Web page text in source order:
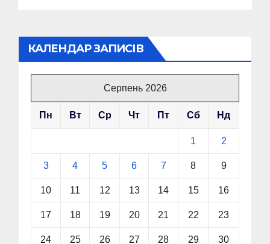
КАЛЕНДАР ЗАПИСІВ
Серпень 2026
Пн Вт Ср Чт Пт Сб Нд
1 2
3 4 5 6 7 8 9
10 11 12 13 14 15 16
17 18 19 20 21 22 23
24 25 26 27 28 29 30